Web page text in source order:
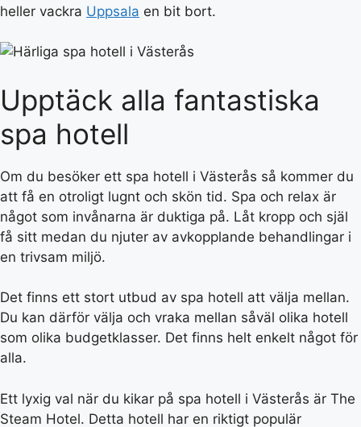
heller vackra Uppsala en bit bort.
Upptäck alla fantastiska
spa hotell
Om du besöker ett spa hotell i Västerås så kommer du
att få en otroligt lugnt och skön tid. Spa och relax är
något som invånarna är duktiga på. Låt kropp och själ
få sitt medan du njuter av avkopplande behandlingar i
en trivsam miljö.
Det finns ett stort utbud av spa hotell att välja mellan.
Du kan därför välja och vraka mellan såväl olika hotell
som olika budgetklasser. Det finns helt enkelt något för
alla.
Ett lyxig val när du kikar på spa hotell i Västerås är The
Steam Hotel. Detta hotell har en riktigt populär